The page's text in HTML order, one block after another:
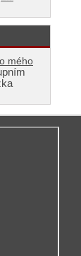
mého